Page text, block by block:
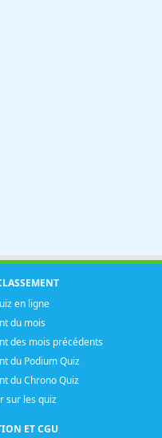
en ligne
du mois
des mois précédents
du Podium Quiz
du Chrono Quiz
sur les quiz
ET CGU